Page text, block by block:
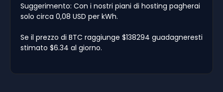
Suggerimento: Con i nostri piani di hosting pagherai
solo circa 0,08 USD per kWh.
Se il prezzo di BTC raggiunge $138294 guadagneresti
stimato $6.34 al giorno.